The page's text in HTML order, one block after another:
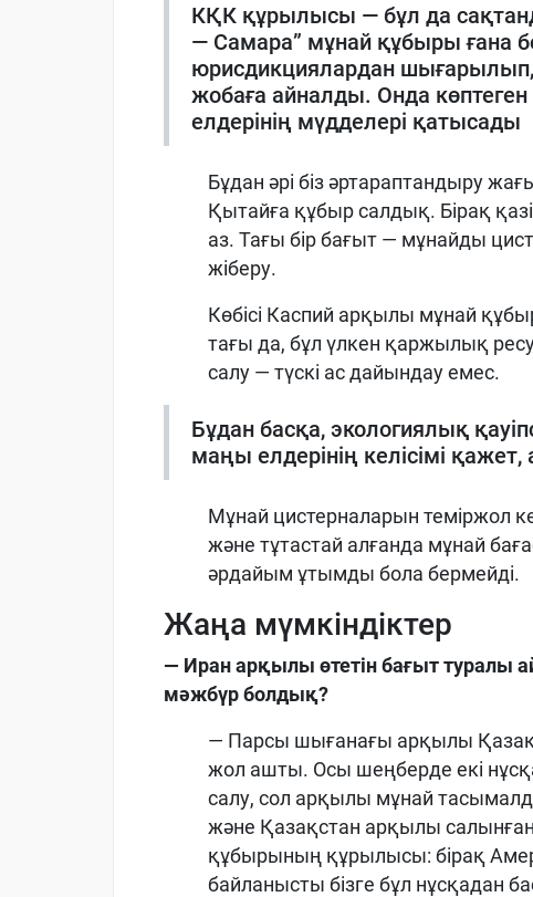
КҚК құрылысы — бұл да
— Самара” мұнай құбыры ғана
юрисдикциялардан шығарылып,
жобаға айналды. Онда
елдерінің мүдделері қатысады
Бұдан әрі біз әртараптандыру
Қытайға құбыр салдық. Бірақ
аз. Тағы бір бағыт — мұнайды
жіберу.
Көбісі Каспий арқылы мұнай
тағы да, бұл үлкен қаржылық
салу — түскі ас дайындау емес.
Бұдан басқа, экологиялық
маңы елдерінің келісімі
Мұнай цистерналарын теміржол
және тұтастай алғанда мұнай
әрдайым ұтымды бола бермейді.
Жаңа мүмкіндіктер
— Иран арқылы өтетін бағыт туралы
мәжбүр болдық?
— Парсы шығанағы арқылы
жол ашты. Осы шеңберде екі
салу, сол арқылы мұнай
және Қазақстан арқылы
құбырының құрылысы: бірақ
байланысты бізге бұл нұсқадан